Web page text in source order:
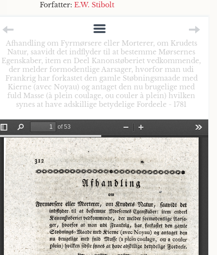
Forfatter: E.W. Stibolt
Afhandling om Fyrmørsere eller Morterer, om Krudets
Natur, saavidt det indflyder til at bestemme Mørsernes
Egenskaber, item en Deel Kanonstøberiet vedkommende,
der melder formodentlige Aarsager, hvorfor man udi
Frankrig har forkastet den gamle Støbningsmaade med
Kierne (avec Noyau) og antaget den nu brugelige med
fuld Masse (à plein coulage, ou couler à plein) hvilken
synes at have adskillige betydelige Fordeele - 1781